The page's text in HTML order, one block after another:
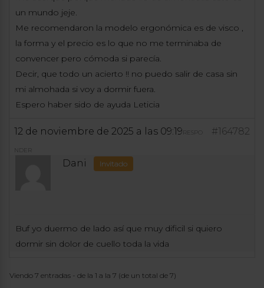
un mundo jeje.
Me recomendaron la modelo ergonómica es de visco ,
la forma y el precio es lo que no me terminaba de
convencer pero cómoda si parecía.
Decir, que todo un acierto !! no puedo salir de casa sin
mi almohada si voy a dormir fuera.
Espero haber sido de ayuda Leticia
12 de noviembre de 2025 a las 09:19 #164782
RESPO
NDER
Dani Invitado
Buf yo duermo de lado así que muy dificil si quiero
dormir sin dolor de cuello toda la vida
Viendo 7 entradas - de la 1 a la 7 (de un total de 7)